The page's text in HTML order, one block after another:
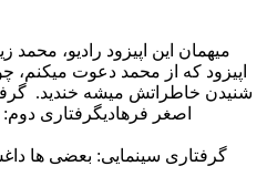
میهمان این اپیزود رادیو،
اپیزود که از محمد دعوت میکنم،
شنیدن خاطراتش میشه خندید.
اصغر فرهادیگرفتاری دوم:
گرفتاری سینمایی: بعضی ها